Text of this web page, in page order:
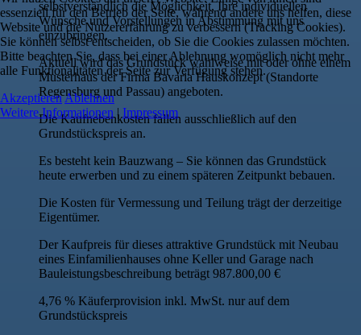
selbstverständlich die Möglichkeit, Ihre individuellen
Wünsche und Vorstellungen in Abstimmung mit uns
einzubringen.
Aktuell wird das Grundstück wahlweise mit oder ohne einem
Musterhaus der Firma Bavaria Hauskonzept (Standorte
Regensburg und Passau) angeboten.
Die Kaufnebenkosten fallen ausschließlich auf den
Grundstückspreis an.
Es besteht kein Bauzwang – Sie können das Grundstück
heute erwerben und zu einem späteren Zeitpunkt bebauen.
Die Kosten für Vermessung und Teilung trägt der derzeitige
Eigentümer.
Der Kaufpreis für dieses attraktive Grundstück mit Neubau
eines Einfamilienhauses ohne Keller und Garage nach
Bauleistungsbeschreibung beträgt 987.800,00 €
4,76 % Käuferprovision inkl. MwSt. nur auf dem
Grundstückspreis
essenziell für den Betrieb der Seite, während andere uns helfen, diese
Website und die Nutzererfahrung zu verbessern (Tracking Cookies).
Sie können selbst entscheiden, ob Sie die Cookies zulassen möchten.
Bitte beachten Sie, dass bei einer Ablehnung womöglich nicht mehr
alle Funktionalitäten der Seite zur Verfügung stehen.
Akzeptieren Ablehnen
Weitere Informationen | Impressum